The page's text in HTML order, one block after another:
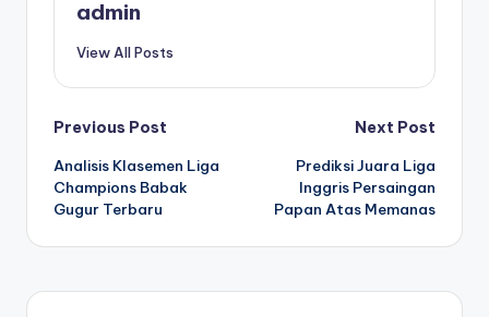
admin
View All Posts
Post
navigation
Previous Post
Analisis Klasemen Liga
Champions Babak
Gugur Terbaru
Next Post
Prediksi Juara Liga
Inggris Persaingan
Papan Atas Memanas